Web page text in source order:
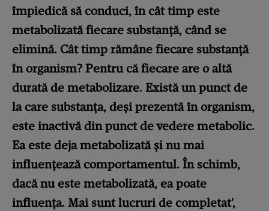
împiedică să conduci, în cât timp este
metabolizată fiecare substanță, când se
elimină. Cât timp rămâne fiecare substanță
în organism? Pentru că fiecare are o altă
durată de metabolizare. Există un punct de
la care substanța, deși prezentă în organism,
este inactivă din punct de vedere metabolic.
Ea este deja metabolizată și nu mai
influențează comportamentul. În schimb,
dacă nu este metabolizată, ea poate
influența. Mai sunt lucruri de completat',